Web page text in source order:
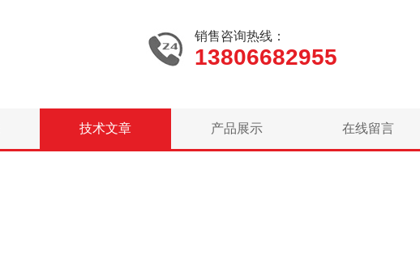
销售咨询热线：
13806682955
技术文章 产品展示 在线留言